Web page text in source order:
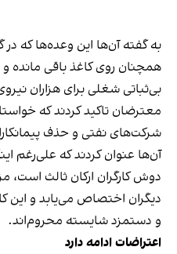
به گفته آن‌ها این وعده‌ها که در
همچنان روی کاغذ باقی
بی‌ثباتی شغلی برای هزاران
معترضان تاکید کردند که
شرکت‌های نفتی و حذف
آن‌ها عنوان کردند که علی‌رغم
دوش کارگران ارکان ثالث است،
دیگران اختصاص می‌یابد و این
و دستمزد شایسته محروم‌اند.
اعتراضات ادامه دارد